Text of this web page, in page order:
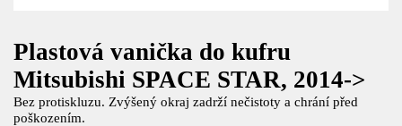
Plastová vanička do kufru
Mitsubishi SPACE STAR, 2014->
Bez protiskluzu. Zvýšený okraj zadrží nečistoty a chrání před
poškozením.